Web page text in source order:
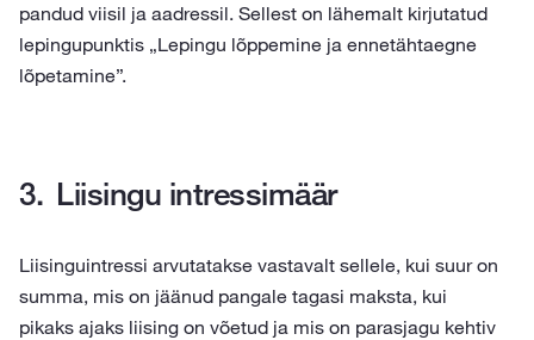
pandud viisil ja aadressil. Sellest on lähemalt kirjutatud
lepingupunktis „Lepingu lõppemine ja ennetähtaegne
lõpetamine”.
Liisingu intressimäär
Liisinguintressi arvutatakse vastavalt sellele, kui suur on
summa, mis on jäänud pangale tagasi maksta, kui
pikaks ajaks liising on võetud ja mis on parasjagu kehtiv